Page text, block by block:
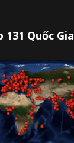
Quốc Gia